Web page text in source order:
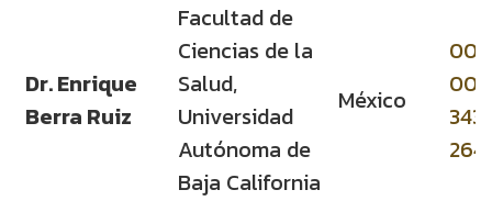
Dr. Enrique
Berra Ruiz
Facultad de
Ciencias de la
Salud,
Universidad
Autónoma de
Baja California
México
264